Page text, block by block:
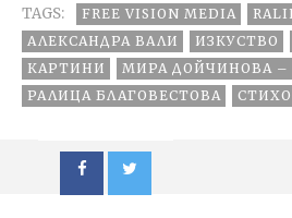
когато го
четеш, то
просто да
лее
TAGS: FREE VISION MEDIA
АЛЕКСАНДРА ВАЛИ
ИЗКУСТВО
КАРТИНИ
МИРА ДОЙЧИНОВА –
РАЛИЦА БЛАГОВЕСТОВА